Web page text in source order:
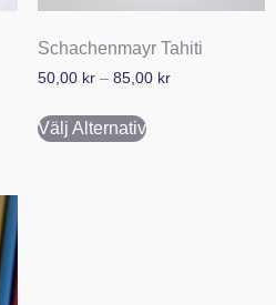
Schachenmayr Tahiti
50,00 kr – 85,00 kr
Välj Alternativ